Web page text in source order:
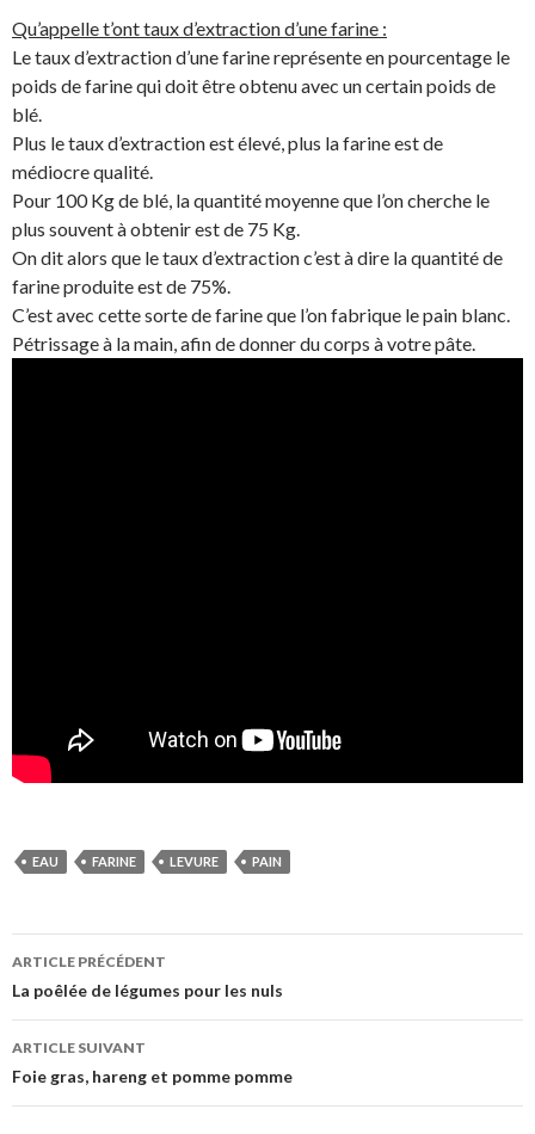
Qu’appelle t’ont taux d’extraction d’une farine :
Le taux d’extraction d’une farine représente en pourcentage le
poids de farine qui doit être obtenu avec un certain poids de
blé.
Plus le taux d’extraction est élevé, plus la farine est de
médiocre qualité.
Pour 100 Kg de blé, la quantité moyenne que l’on cherche le
plus souvent à obtenir est de 75 Kg.
On dit alors que le taux d’extraction c’est à dire la quantité de
farine produite est de 75%.
C’est avec cette sorte de farine que l’on fabrique le pain blanc.
Pétrissage à la main, afin de donner du corps à votre pâte.
EAU FARINE LEVURE PAIN
Navigation
des
articles
ARTICLE PRÉCÉDENT
La poêlée de légumes pour les nuls
ARTICLE SUIVANT
Foie gras, hareng et pomme pomme